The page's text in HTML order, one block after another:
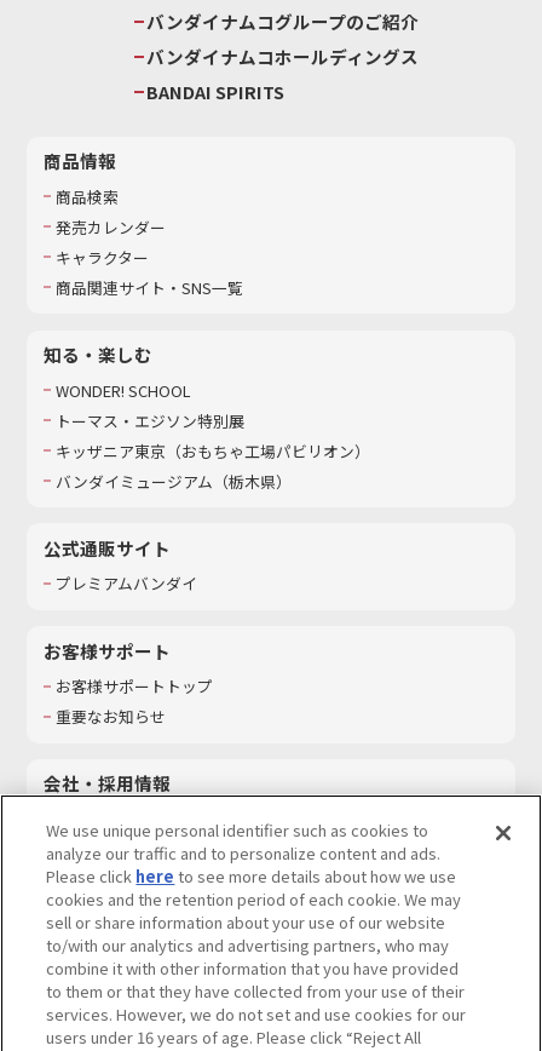
バンダイナムコグループのご紹介
バンダイナムコホールディングス
BANDAI SPIRITS
商品情報
商品検索
発売カレンダー
キャラクター
商品関連サイト・SNS一覧
知る・楽しむ
WONDER! SCHOOL
トーマス・エジソン特別展
キッザニア東京（おもちゃ工場パビリオン）​
バンダイミュージアム（栃木県）
公式通販サイト
プレミアムバンダイ
お客様サポート
お客様サポートトップ
重要なお知らせ
会社・採用情報
採用情報
サステナビリティ
お問い合わせ
ウェブサイトご利用条件 ソーシャルメディアポリシー
We use unique personal identifier such as cookies to
analyze our traffic and to personalize content and ads.
Please click here to see more details about how we use
cookies and the retention period of each cookie. We may
sell or share information about your use of our website
to/with our analytics and advertising partners, who may
combine it with other information that you have provided
to them or that they have collected from your use of their
services. However, we do not set and use cookies for our
users under 16 years of age. Please click “Reject All